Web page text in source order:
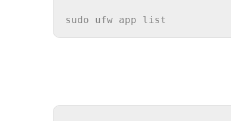
sudo ufw app list